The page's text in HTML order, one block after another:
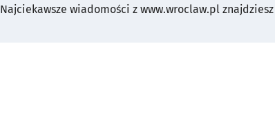
Najciekawsze wiadomości z www.wroclaw.pl znajdziesz